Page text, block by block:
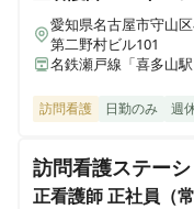
福岡県久留米市天神町61-1
訪問看護ステーション
広島県広島市西区横川町一
訪問看護ステーション
岡山県岡山市南区築港新町
愛知県名古屋市守山
第二野村ビル101
名鉄瀬戸線「喜多山
訪問看護 日勤のみ 週
訪問看護ステー
正看護師正社員（常